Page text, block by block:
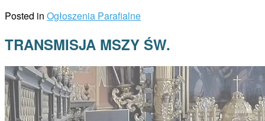
Posted in Ogłoszenia Parafialne
TRANSMISJA MSZY ŚW.